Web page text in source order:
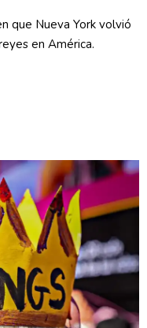
que Nueva York volvió
en América.